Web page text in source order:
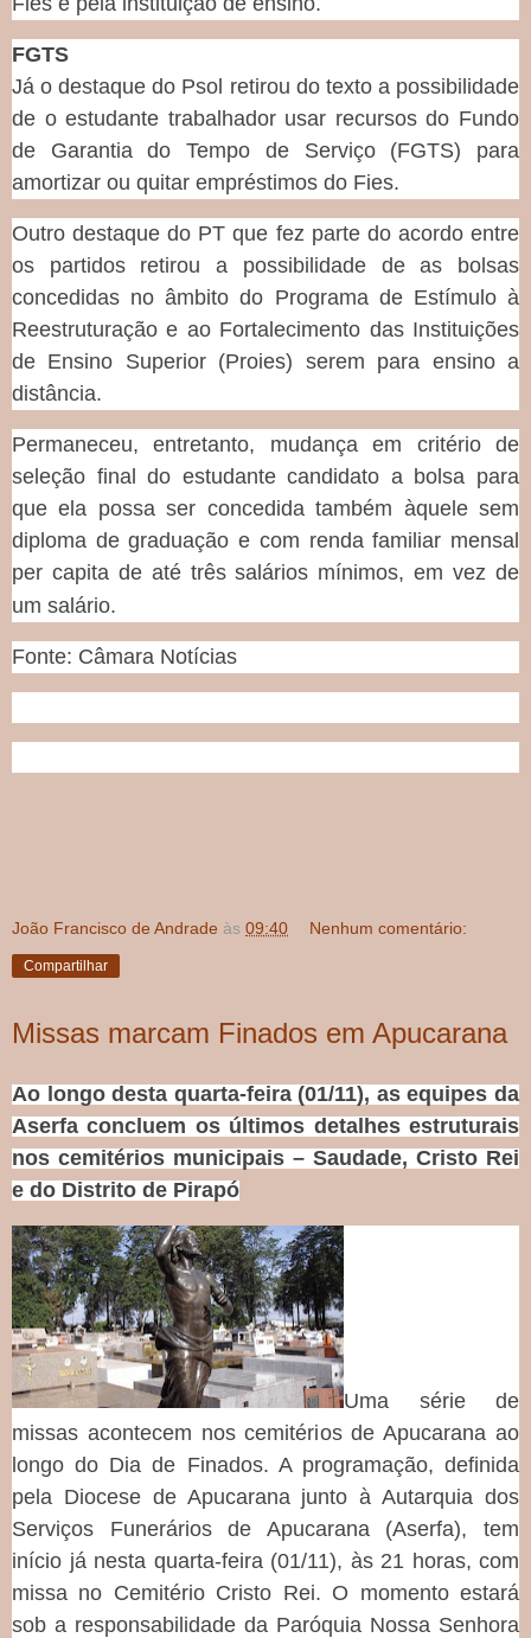
FGTS
Já o destaque do Psol retirou do texto a possibilidade
de o estudante trabalhador usar recursos do Fundo
de Garantia do Tempo de Serviço (FGTS) para
amortizar ou quitar empréstimos do Fies.
Outro destaque do PT que fez parte do acordo entre
os partidos retirou a possibilidade de as bolsas
concedidas no âmbito do Programa de Estímulo à
Reestruturação e ao Fortalecimento das Instituições
de Ensino Superior (Proies) serem para ensino a
distância.
Permaneceu, entretanto, mudança em critério de
seleção final do estudante candidato a bolsa para
que ela possa ser concedida também àquele sem
diploma de graduação e com renda familiar mensal
per capita de até três salários mínimos, em vez de
um salário.
Fonte: Câmara Notícias
João Francisco de Andrade às 09:40 Nenhum comentário:
Compartilhar
Missas marcam Finados em Apucarana
Ao longo desta quarta-feira (01/11), as equipes da
Aserfa concluem os últimos detalhes estruturais
nos cemitérios municipais – Saudade, Cristo Rei
e do Distrito de Pirapó
Uma série de
missas acontecem nos cemitérios de Apucarana ao
longo do Dia de Finados. A programação, definida
pela Diocese de Apucarana junto à Autarquia dos
Serviços Funerários de Apucarana (Aserfa), tem
início já nesta quarta-feira (01/11), às 21 horas, com
missa no Cemitério Cristo Rei. O momento estará
sob a responsabilidade da Paróquia Nossa Senhora